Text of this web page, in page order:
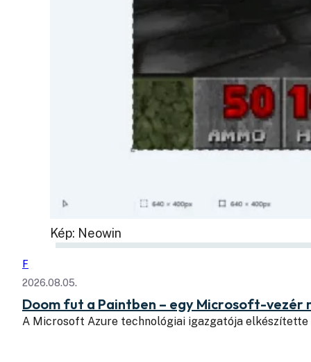
Kép: Neowin
F
2026.08.05.
Doom fut a Paintben – egy Microsoft-vezér
A Microsoft Azure technológiai igazgatója elkészítette